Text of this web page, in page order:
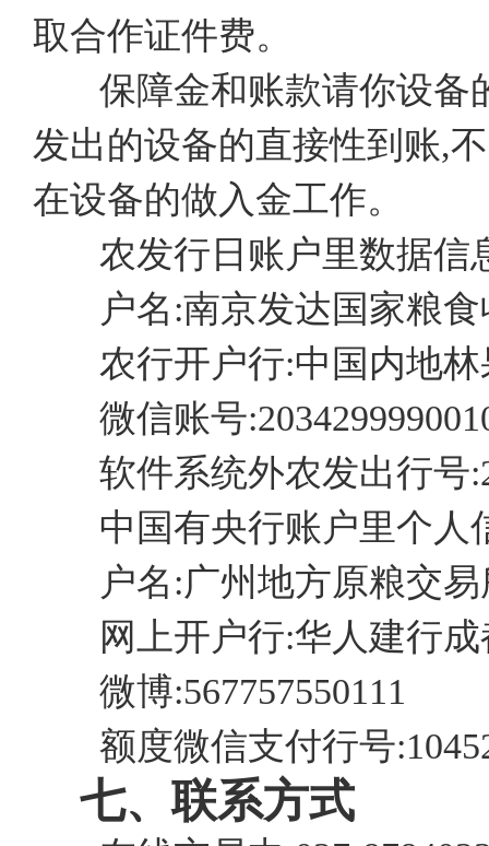
取合作证件费。
保障金和账款请你设备
发出的设备的直接性到账,
在设备的做入金工作。
农发行日账户里数据信
户名:南京发达国家粮
农行开户行:中国内地
微信账号
软件系统外农发出行号
中国有央行账户里个人
户名:广州地方原粮交
网上开户行:华人建行
微博:567757550111
额度微信支付行号
七、联系方式